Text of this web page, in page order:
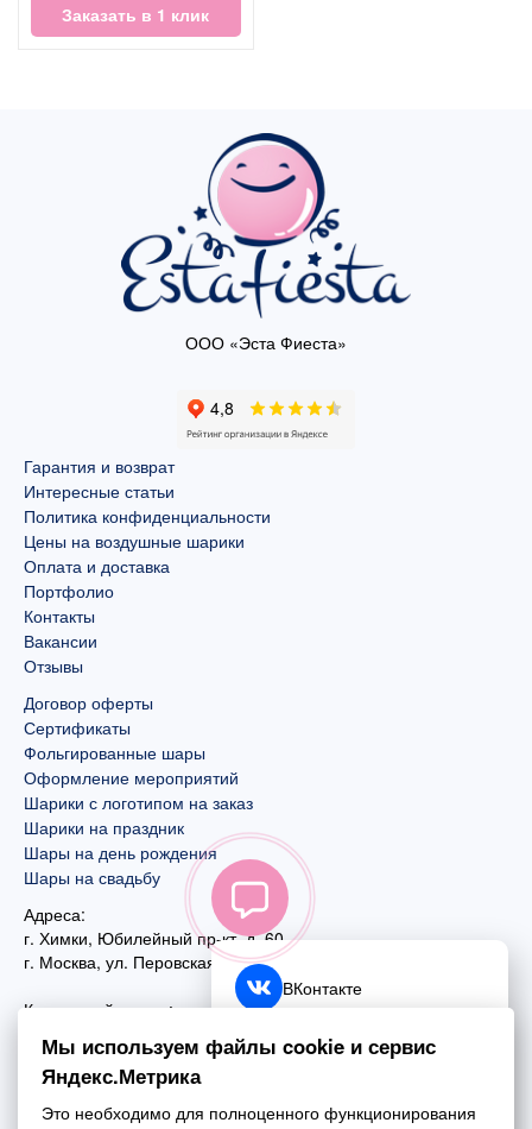
Заказать в 1 клик
ООО «Эста Фиеста»
Гарантия и возврат
Интересные статьи
Политика конфиденциальности
Цены на воздушные шарики
Оплата и доставка
Портфолио
Контакты
Вакансии
Отзывы
Договор оферты
Сертификаты
Фольгированные шары
Оформление мероприятий
Шарики с логотипом на заказ
Шарики на праздник
Шары на день рождения
Шары на свадьбу
Адреса:
г. Химки, Юбилейный пр-кт, д. 60
г. Москва, ул. Перовская, д. 59
Контактный номер:
+7 (495) 970-44-75
Почта:
ВКонтакте
Telegram
Мы используем файлы cookie и сервис
Яндекс.Метрика
Это необходимо для полноценного функционирования